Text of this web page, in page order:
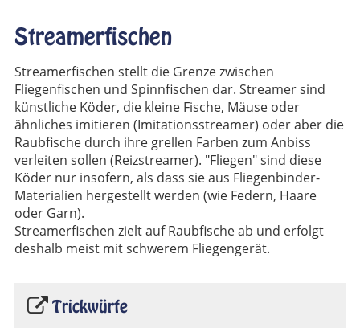
Streamerfischen
Streamerfischen stellt die Grenze zwischen
Fliegenfischen und Spinnfischen dar. Streamer sind
künstliche Köder, die kleine Fische, Mäuse oder
ähnliches imitieren (Imitationsstreamer) oder aber die
Raubfische durch ihre grellen Farben zum Anbiss
verleiten sollen (Reizstreamer). "Fliegen" sind diese
Köder nur insofern, als dass sie aus Fliegenbinder-
Materialien hergestellt werden (wie Federn, Haare
oder Garn).
Streamerfischen zielt auf Raubfische ab und erfolgt
deshalb meist mit schwerem Fliegengerät.
Trickwürfe